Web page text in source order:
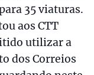
35 viaturas.
aos CTT
utilizar a
dos Correios